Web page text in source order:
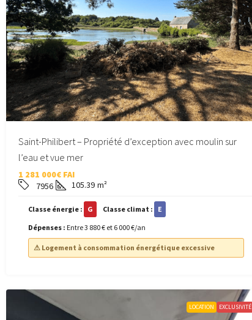
Saint-Philibert – Propriété d’exception avec moulin sur
l’eau et vue mer
1 281 000€ FAI
7956
105.39 m²
Classe énergie : G Classe climat :
E
Dépenses : Entre 3 880 € et 6 000 €/an
⚠ Logement à consommation énergétique excessive
LOCATION EXCLUSIVITÉ